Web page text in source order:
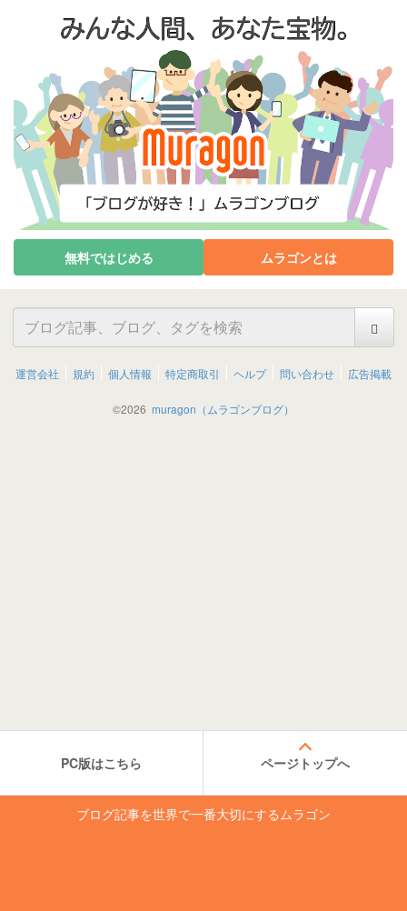
無料ではじめる ムラゴンとは
運営会社 規約 個人情報 特定商取引 ヘルプ 問い合わせ 広告掲載
©2026 muragon（ムラゴンブログ）
PC版はこちら ページトップへ
ブログ記事を世界で一番大切にするムラゴン